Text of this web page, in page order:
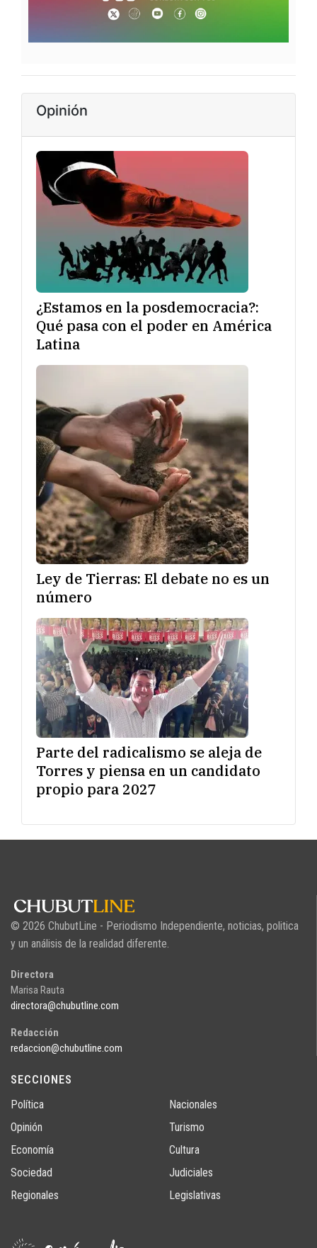
Opinión
¿Estamos en la posdemocracia?:
Qué pasa con el poder en América
Latina
Ley de Tierras: El debate no es un
número
Parte del radicalismo se aleja de
Torres y piensa en un candidato
propio para 2027
© 2026 ChubutLine - Periodismo Independiente, noticias, politica
y un análisis de la realidad diferente.
Directora
Marisa Rauta
directora@chubutline.com
Redacción
redaccion@chubutline.com
SECCIONES
Política
Opinión
Economía
Sociedad
Regionales
Nacionales
Turismo
Cultura
Judiciales
Legislativas